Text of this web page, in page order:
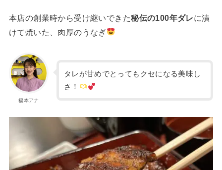
本店の創業時から受け継いできた秘伝の100年ダレに漬
けて焼いた、肉厚のうなぎ
福本アナ
タレが甘めでとってもクセになる美味し
さ！